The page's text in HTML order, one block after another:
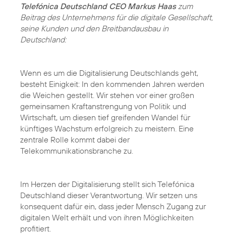
Telefónica Deutschland CEO Markus Haaszum
Beitrag des Unternehmens für die digitale Gesellschaft,
seine Kunden und den Breitbandausbau in
Deutschland:
Wenn es um die Digitalisierung Deutschlands geht,
besteht Einigkeit: In den kommenden Jahren werden
die Weichen gestellt. Wir stehen vor einer großen
gemeinsamen Kraftanstrengung von Politik und
Wirtschaft, um diesen tief greifenden Wandel für
künftiges Wachstum erfolgreich zu meistern. Eine
zentrale Rolle kommt dabei der
Telekommunikationsbranche zu.
Im Herzen der Digitalisierung stellt sich Telefónica
Deutschland dieser Verantwortung. Wir setzen uns
konsequent dafür ein, dass jeder Mensch Zugang zur
digitalen Welt erhält und von ihren Möglichkeiten
profitiert.